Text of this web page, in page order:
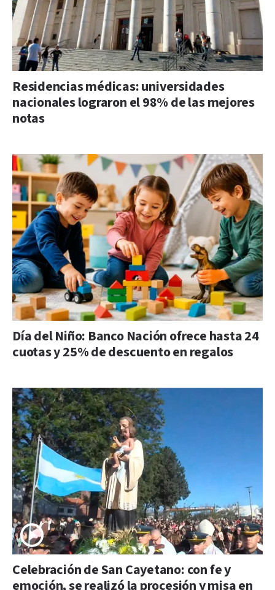
Residencias médicas: universidades
nacionales lograron el 98% de las mejores
notas
Día del Niño: Banco Nación ofrece hasta 24
cuotas y 25% de descuento en regalos
Celebración de San Cayetano: con fe y
emoción, se realizó la procesión y misa en